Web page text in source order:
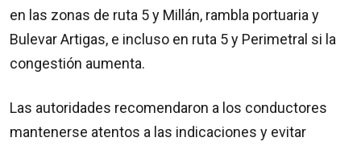
en las zonas de ruta 5 y Millán, rambla portuaria y
Bulevar Artigas, e incluso en ruta 5 y Perimetral si la
congestión aumenta.
Las autoridades recomendaron a los conductores
mantenerse atentos a las indicaciones y evitar